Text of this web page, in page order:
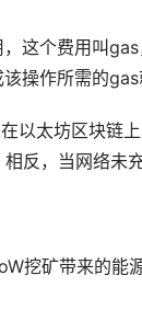
这个费用叫
操作所需的
以太坊区块链
反，当网络未
挖矿带来的能